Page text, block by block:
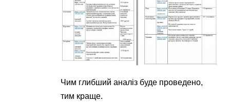
Чим глибший аналіз буде проведено,
тим краще.